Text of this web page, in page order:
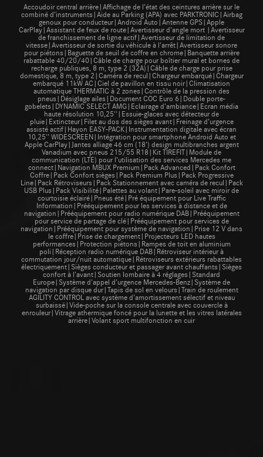
Accoudoir central arrière|Affichage de l’état des ceintures arrière sur le
combiné d’instruments|Aide au Parking (APA) avec PARKTRONIC|Airbag
genoux pour conducteur|Android Auto|Antenne GPS|Apple
CarPlay|Assistant de feux de route|Avertisseur d'angle mort |Avertisseur
de franchissement de ligne actif|Avertisseur de limitation de
vitesse|Avertisseur de sortie du véhicule à l'arrêt|Avertisseur sonore
pour piétons|Baguette de seuil de coffre en chrome|Banquette arrière
rabattable 40/20/40|Câble de charge pour boîtier mural et bornes de
recharge publiques, 8 m, type 2 (32A)|Câble de charge pour prise
domestique, 8 m, type 2|Caméra de recul|Chargeur embarqué|Chargeur
embarqué 11kW AC|Ciel de pavillon en tissu noir|Climatisation
automatique THERMATIC à 2 zones|Contrôle de la pression des
pneus|Désiglage ailes|Document COC Euro 6|Double porte-
gobelets|DYNAMIC SELECT AMG|Eclairage d'ambiance|Ecran média
haute résolution 10,25''|Essuie-glaces avec détecteur de
pluie|Extincteur|Filet au dos des sièges avant|Freinage d’urgence
assisté actif|Hayon EASY-PACK|Instrumentation digitale avec écran
10,25'' WIDESCREEN|Intégration pour smartphone Android Auto et
Apple CarPlay|Jantes alliage 46 cm (18') design multibranches argent
Vanadium avec pneus 215/55 R18|Kit TIREFIT|Module de
communication (LTE) pour l’utilisation des services Mercedes me
connect|Navigation MBUX Premium|Pack Advanced|Pack Confort
Coffre|Pack Confort sièges|Pack Premium Plus|Pack Progressive
Line|Pack Rétroviseurs|Pack Stationnement avec caméra de recul|Pack
USB Plus|Pack Visibilité|Palettes au volant|Pare-soleil avec miroir de
courtoisie éclairé|Pneus été|Pré équipement pour Live Traffic
Information|Prééquipement pour les services à distance et de
navigation|Prééquipement pour radio numérique DAB|Prééquipement
pour service de partage de clé|Prééquipement pour services de
navigation|Prééquipement pour système de navigation|Prise 12 V dans
le coffre|Prise de chargement|Projecteurs LED hautes
performances|Protection piétons|Rampes de toit en aluminium
poli|Réception radio numérique DAB|Rétroviseur intérieur à
commutation jour/nuit automatique|Rétroviseurs extérieurs rabattables
électriquement|Sièges conducteur et passager avant chauffants|Sièges
confort à l'avant|Soutien lombaire à 4 réglages|Standard
Europe|Système d'appel d'urgence Mercedes-Benz|Système de
navigation par disque dur|Tapis de sol en velours|Train de roulement
AGILITY CONTROL avec système d'amortissement sélectif et niveau
surbaissé|Vide-poche sur la console centrale avec couvercle à
enrouleur|Vitrage athermique foncé pour la lunette et les vitres latérales
arrière|Volant sport multifonction en cuir